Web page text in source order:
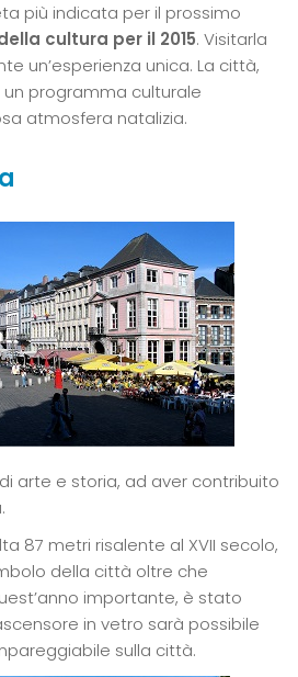
più indicata per il prossimo
cultura per il 2015. Visitarla
un’esperienza unica. La città,
programma culturale
atmosfera natalizia.
arte e storia, ad aver contribuito
87 metri risalente al XVII secolo,
della città oltre che
importante, è stato
in vetro sarà possibile
sulla città.